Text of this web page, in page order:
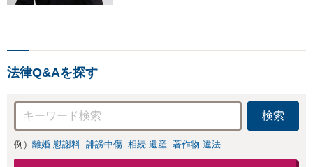
法律Q&Aを探す
検索
例） 離婚 慰謝料 誹謗中傷 相続 遺産 著作物 違法